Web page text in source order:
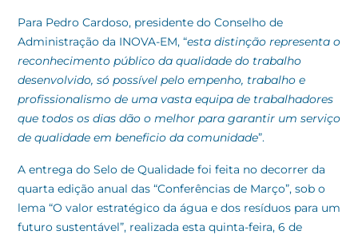
Para Pedro Cardoso, presidente do Conselho de
Administração da INOVA-EM, “esta distinção representa o
reconhecimento público da qualidade do trabalho
desenvolvido, só possível pelo empenho, trabalho e
profissionalismo de uma vasta equipa de trabalhadores
que todos os dias dão o melhor para garantir um serviço
de qualidade em beneficio da comunidade”.
A entrega do Selo de Qualidade foi feita no decorrer da
quarta edição anual das “Conferências de Março”, sob o
lema “O valor estratégico da água e dos resíduos para um
futuro sustentável”, realizada esta quinta-feira, 6 de